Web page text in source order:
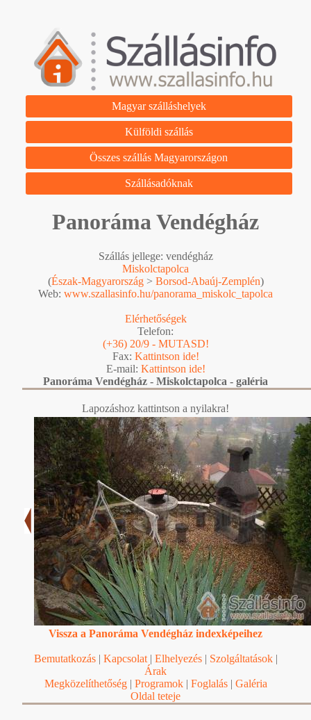
Magyar szálláshelyek
Külföldi szállás
Összes szállás Magyarországon
Szállásadóknak
Panoráma Vendégház
Szállás jellege: vendégház
Miskolctapolca
(Észak-Magyarország> Borsod-Abaúj-Zemplén)
Web: www.szallasinfo.hu/panorama_miskolc_tapolca
Elérhetőségek
Telefon:
(+36) 20/9 - MUTASD!
Fax: Kattintson ide!
E-mail: Kattintson ide!
Panoráma Vendégház - Miskolctapolca - galéria
Lapozáshoz kattintson a nyilakra!
Vissza a Panoráma Vendégház indexképeihez
Bemutatkozás| Kapcsolat| Elhelyezés| Szolgáltatások|
Árak
Megközelíthetőség| Programok| Foglalás| Galéria
Oldal teteje